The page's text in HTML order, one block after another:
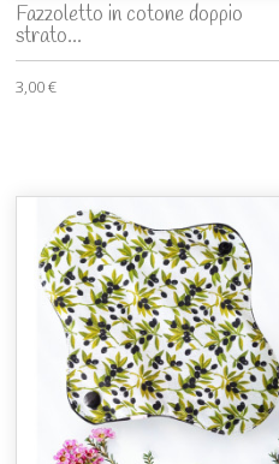
Fazzoletto in cotone doppio
strato...
3,00 €